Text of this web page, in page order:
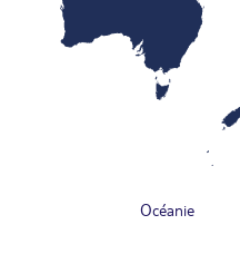
Océanie